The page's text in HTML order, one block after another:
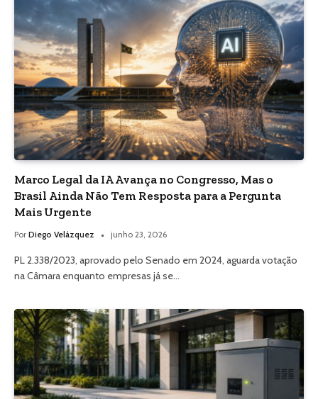
Marco Legal da IA Avança no Congresso, Mas o
Brasil Ainda Não Tem Resposta para a Pergunta
Mais Urgente
Por Diego Velázquez junho 23, 2026
PL 2.338/2023, aprovado pelo Senado em 2024, aguarda votação
na Câmara enquanto empresas já se…